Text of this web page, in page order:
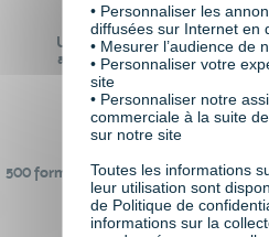
Un réseau de 22 000
anciens participants
500 formations pour se préparer au
monde de demain
• Personnaliser les
diffusées sur Internet en
• Mesurer l’audience de
• Personnaliser votre
site
• Personnaliser notre
commerciale à la suite
sur notre site
Toutes les informations
leur utilisation sont
de Politique de
informations sur la